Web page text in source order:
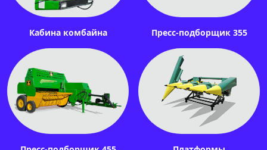
Кабина комбайна Пресс-подборщик 355